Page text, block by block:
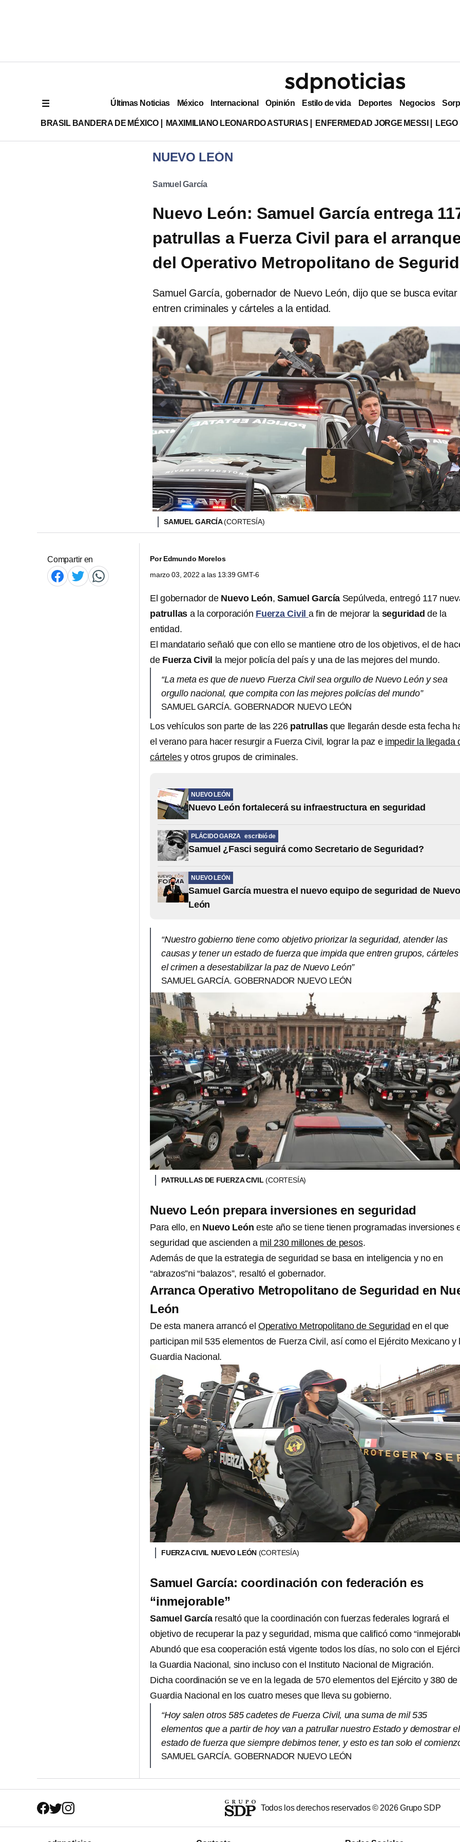
Últimas Noticias México Internacional Opinión Estilo de vida Deportes Negocios
BRASIL BANDERA DE MÉXICO MAXIMILIANO LEONARDO ASTURIAS ENFERMEDAD JORGE MESSI
NUEVO LEÓN
Samuel García
Nuevo León: Samuel García entrega
patrullas a Fuerza Civil para el
del Operativo Metropolitano de
Samuel García, gobernador de Nuevo León, dijo que se busca evitar
entren criminales y cárteles a la entidad.
SAMUEL GARCÍA(CORTESÍA)
Compartir en PorEdmundo Morelos
marzo 03, 2022 a las 13:39 GMT-6
El gobernador de Nuevo León,Samuel García Sepúlveda, entregó 117
patrullas a la corporación Fuerza Civil a fin de mejorar la seguridad de la
entidad.
El mandatario señaló que con ello se mantiene otro de los objetivos, el de
de Fuerza Civil
la mejor policía del país y una de las mejores del mundo.
“La meta es que de nuevo Fuerza Civil sea orgullo de Nuevo León y sea
orgullo nacional, que compita con las mejores policías del mundo”
SAMUEL GARCÍA. GOBERNADOR NUEVO LEÓN
Los vehículos son parte de las 226 patrullasque llegarán desde esta fecha
el verano para hacer resurgir a Fuerza Civil, lograr la paz e impedir la llegada
cártelesy otros grupos de criminales.
NUEVO LEÓN
Nuevo León fortalecerá su infraestructura en seguridad
PLÁCIDO GARZA escribió de
Samuel ¿Fasci seguirá como Secretario de Seguridad?
NUEVO LEÓN
Samuel García muestra el nuevo equipo de seguridad de Nuevo
León
“Nuestro gobierno tiene como objetivo priorizar la seguridad, atender las
causas y tener un estado de fuerza que impida que entren grupos, cárteles
el crimen a desestabilizar la paz de Nuevo León”
SAMUEL GARCÍA. GOBERNADOR NUEVO LEÓN
PATRULLAS DE FUERZA CIVIL(CORTESÍA)
Nuevo León prepara inversiones en seguridad
Para ello, en Nuevo León este año se tiene tienen programadas inversiones
seguridad que ascienden a mil 230 millones de pesos.
Además de que la estrategia de seguridad se basa en inteligencia y no en
“abrazos”ni “balazos”, resaltó el gobernador.
Arranca Operativo Metropolitano de Seguridad en
León
De esta manera arrancó el Operativo Metropolitano de Seguridad en el que
participan mil 535 elementos de Fuerza Civil, así como el Ejército Mexicano y
Guardia Nacional.
FUERZA CIVIL NUEVO LEÓN (CORTESÍA)
Samuel García: coordinación con federación es
“inmejorable”
Samuel García resaltó que la coordinación con fuerzas federales logrará el
objetivo de recuperar la paz y seguridad, misma que calificó como
Abundó que esa cooperación está vigente todos los días, no solo con el
la Guardia Nacional, sino incluso con el Instituto Nacional de Migración.
Dicha coordinación se ve en la legada de 570 elementos del Ejército y 380 de
Guardia Nacional en los cuatro meses que lleva su gobierno.
“Hoy salen otros 585 cadetes de Fuerza Civil, una suma de mil 535
elementos que a partir de hoy van a patrullar nuestro Estado y demostrar el
estado de fuerza que siempre debimos tener, y esto es tan solo el
SAMUEL GARCÍA. GOBERNADOR NUEVO LEÓN
Todos los derechos reservados © 2026Grupo SDP